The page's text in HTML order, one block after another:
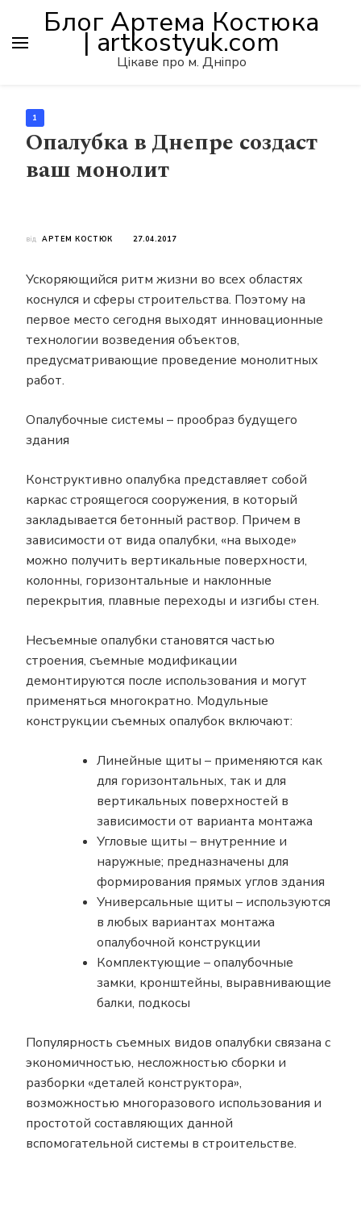
Блог Артема Костюка
| artkostyuk.com
Цікаве про м. Дніпро
1
Опалубка в Днепре создаст
ваш монолит
від АРТЕМ КОСТЮК 27.04.2017
Ускоряющийся ритм жизни во всех областях
коснулся и сферы строительства. Поэтому на
первое место сегодня выходят инновационные
технологии возведения объектов,
предусматривающие проведение монолитных
работ.
Опалубочные системы – прообраз будущего
здания
Конструктивно опалубка представляет собой
каркас строящегося сооружения, в который
закладывается бетонный раствор. Причем в
зависимости от вида опалубки, «на выходе»
можно получить вертикальные поверхности,
колонны, горизонтальные и наклонные
перекрытия, плавные переходы и изгибы стен.
Несъемные опалубки становятся частью
строения, съемные модификации
демонтируются после использования и могут
применяться многократно. Модульные
конструкции съемных опалубок включают:
Линейные щиты – применяются как
для горизонтальных, так и для
вертикальных поверхностей в
зависимости от варианта монтажа
Угловые щиты – внутренние и
наружные; предназначены для
формирования прямых углов здания
Универсальные щиты – используются
в любых вариантах монтажа
опалубочной конструкции
Комплектующие – опалубочные
замки, кронштейны, выравнивающие
балки, подкосы
Популярность съемных видов опалубки связана с
экономичностью, несложностью сборки и
разборки «деталей конструктора»,
возможностью многоразового использования и
простотой составляющих данной
вспомогательной системы в строительстве.